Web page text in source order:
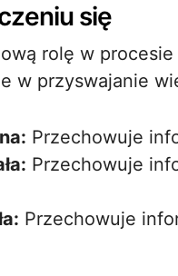
się
rolę w
w przyswajanie
Przechowuje
Przechowuje
Przechowuje